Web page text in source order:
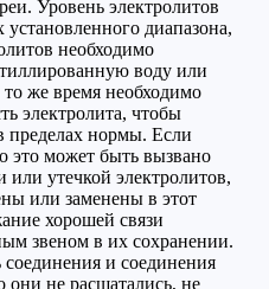
Уровень электролитов
установленного диапазона,
необходимо
воду или
же время необходимо
электролита, чтобы
пределах нормы. Если
это может быть вызвано
или утечкой электролитов,
или заменены в этот
хорошей связи
звеном в их сохранении.
соединения и соединения
они не расшатались, не